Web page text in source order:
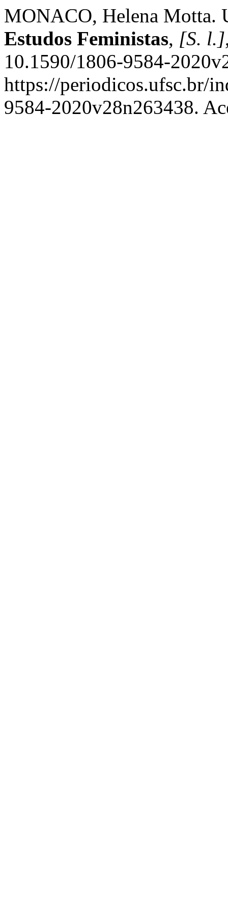
MONACO, Helena Motta.
Estudos Feministas, [S. l.]
10.1590/1806-9584-
https://periodicos.ufsc.br/
9584-2020v28n263438.